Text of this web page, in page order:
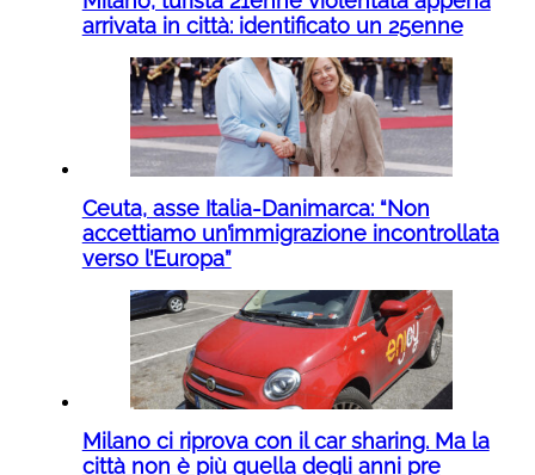
arrivata in città: identificato un 25enne
Ceuta, asse Italia-Danimarca: “Non
accettiamo un’immigrazione incontrollata
verso l’Europa”
Milano ci riprova con il car sharing. Ma la
città non è più quella degli anni pre